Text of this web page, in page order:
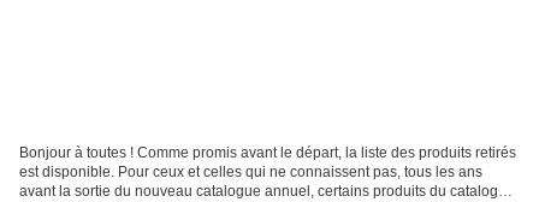
Bonjour à toutes ! Comme promis avant le départ, la liste des produits retirés
est disponible. Pour ceux et celles qui ne connaissent pas, tous les ans
avant la sortie du nouveau catalogue annuel, certains produits du catalogue